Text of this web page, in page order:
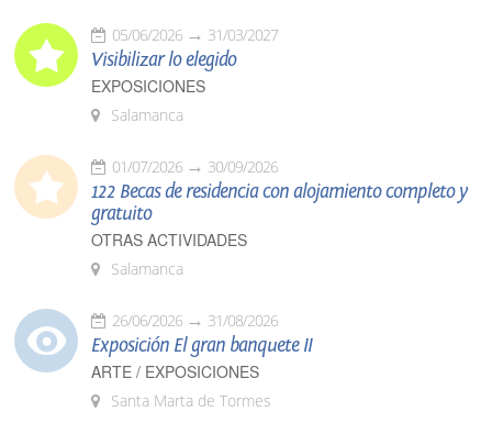
05/06/2026 31/03/2027
Visibilizar lo elegido
EXPOSICIONES
Salamanca
01/07/2026 30/09/2026
122 Becas de residencia con alojamiento completo y
gratuito
OTRAS ACTIVIDADES
Salamanca
26/06/2026 31/08/2026
Exposición El gran banquete II
ARTE / EXPOSICIONES
Santa Marta de Tormes